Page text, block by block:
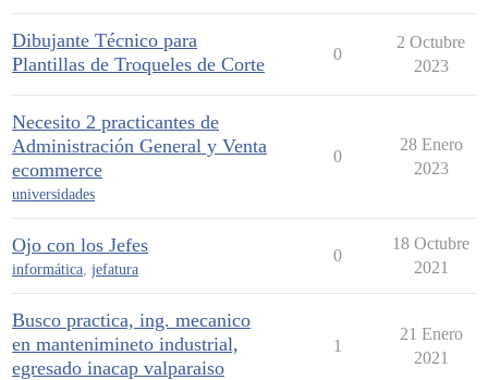
Dibujante Técnico para
Plantillas de Troqueles de Corte
0
2 Octubre
2023
Necesito 2 practicantes de
Administración General y Venta
ecommerce
universidades
0
28 Enero
2023
Ojo con los Jefes
informática, jefatura
0
18 Octubre
2021
Busco practica, ing. mecanico
en mantenimineto industrial,
egresado inacap valparaiso
1
21 Enero
2021